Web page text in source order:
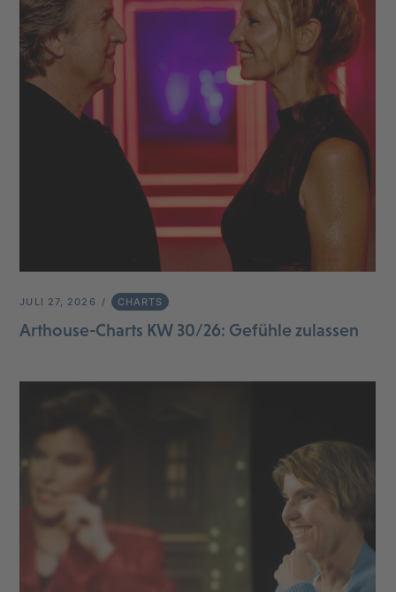
JULI 27, 2026 CHARTS
Arthouse-Charts KW 30/26: Gefühle zulassen